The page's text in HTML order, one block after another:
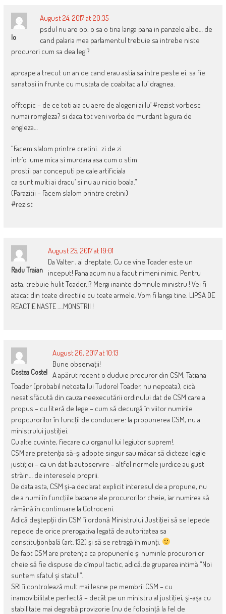
Io
August 24, 2017 at 20:35
psdul nu are oo. o sa o tina langa pana in panzele albe… de
cand palaria mea parlamentul trebuie sa intrebe niste
procurori cum sa dea legi?
aproape a trecut un an de cand erau astia sa intre peste ei. sa fie
sanatosi in frunte cu mustata de coabitac a lu’ dragnea.
offtopic – de ce toti aia cu aere de alogeni ai lu’ #rezist vorbesc
numai romgleza? si daca tot veni vorba de murdarit la gura de
engleza…
“Facem slalom printre cretini.. zi de zi
intr’o lume mica si murdara asa cum o stim
prostii par conceputi pe cale artificiala
ca sunt multi ai dracu’ si nu au nicio boala.”
(Parazitii – Facem slalom printre cretini)
#rezist
Radu Traian
August 25, 2017 at 19:01
Da Valter , ai dreptate. Cu ce vine Toader este un
inceput! Pana acum nu a facut nimeni nimic. Pentru
asta. trebuie hulit Toader,!? Mergi inainte domnule ministru ! Vei fi
atacat din toate directiile cu toate armele. Vom fi langa tine. LIPSA DE
REACTIE NASTE ….MONSTRII !
Costea Costel
August 26, 2017 at 10:13
Bune observaţii!
A apărut recent o duduie procuror din CSM, Tatiana
Toader (probabil netoata lui Tudorel Toader, nu nepoata), cică
nesatisfăcută din cauza neexecutării ordinului dat de CSM care a
propus – cu literă de lege – cum să decurgă în viitor numirile
propcurorilor în funcţii de conducere: la propunerea CSM, nu a
ministrului justiţiei.
Cu alte cuvinte, fiecare cu organul lui legiutor suprem!.
CSM are pretenţia să-şi adopte singur sau măcar să dicteze legile
justiţiei – ca un dat la autoservire – altfel normele jurdice au gust
străin… de interesele proprii.
De data asta, CSM şi-a declarat explicit interesul de a propune, nu
de a numi în funcţiile babane ale procurorilor cheie, iar numirea să
rămână în continuare la Cotroceni.
Adică deştepţii din CSM îi ordonă Ministrului Justiţiei să se lepede
repede de orice prerogativa legată de autoritatea sa
constituţionbală (art. 132) şi să se retragă în munţi.
De fapt CSM are pretenţia ca propunerile şi numirile procurorilor
cheie să fie dispuse de cîmpul tactic, adică.de gruparea intimă “Noi
suntem sfatul şi statul!”.
SRI îi controlează mult mai lesne pe membrii CSM – cu
inamovibilitate perfectă – decât pe un ministru al justiţiei, şi-aşa cu
stabilitate mai degrabă provizorie (nu de folosinţă la fel de